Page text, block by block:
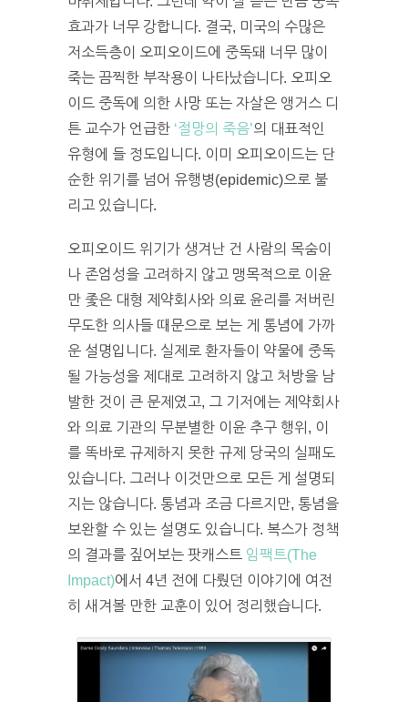
효과가 너무 강합니다. 결국, 미국의 수많은
저소득층이 오피오이드에 중독돼 너무 많이
죽는 끔찍한 부작용이 나타났습니다. 오피오
이드 중독에 의한 사망 또는 자살은 앵거스 디
튼 교수가 언급한 ‘절망의 죽음’의 대표적인
유형에 들 정도입니다. 이미 오피오이드는 단
순한 위기를 넘어 유행병(epidemic)으로 불
리고 있습니다.
오피오이드 위기가 생겨난 건 사람의 목숨이
나 존엄성을 고려하지 않고 맹목적으로 이윤
만 좇은 대형 제약회사와 의료 윤리를 저버린
무도한 의사들 때문으로 보는 게 통념에 가까
운 설명입니다. 실제로 환자들이 약물에 중독
될 가능성을 제대로 고려하지 않고 처방을 남
발한 것이 큰 문제였고, 그 기저에는 제약회사
와 의료 기관의 무분별한 이윤 추구 행위, 이
를 똑바로 규제하지 못한 규제 당국의 실패도
있습니다. 그러나 이것만으로 모든 게 설명되
지는 않습니다. 통념과 조금 다르지만, 통념을
보완할 수 있는 설명도 있습니다. 복스가 정책
의 결과를 짚어보는 팟캐스트 임팩트(The
Impact)에서 4년 전에 다뤘던 이야기에 여전
히 새겨볼 만한 교훈이 있어 정리했습니다.